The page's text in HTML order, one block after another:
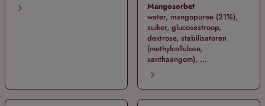
Mangosorbet
water, mangopuree (21%),
suiker, glucosestroop,
dextrose, stabilisatoren
(methylcellulose,
xanthaangom), ...